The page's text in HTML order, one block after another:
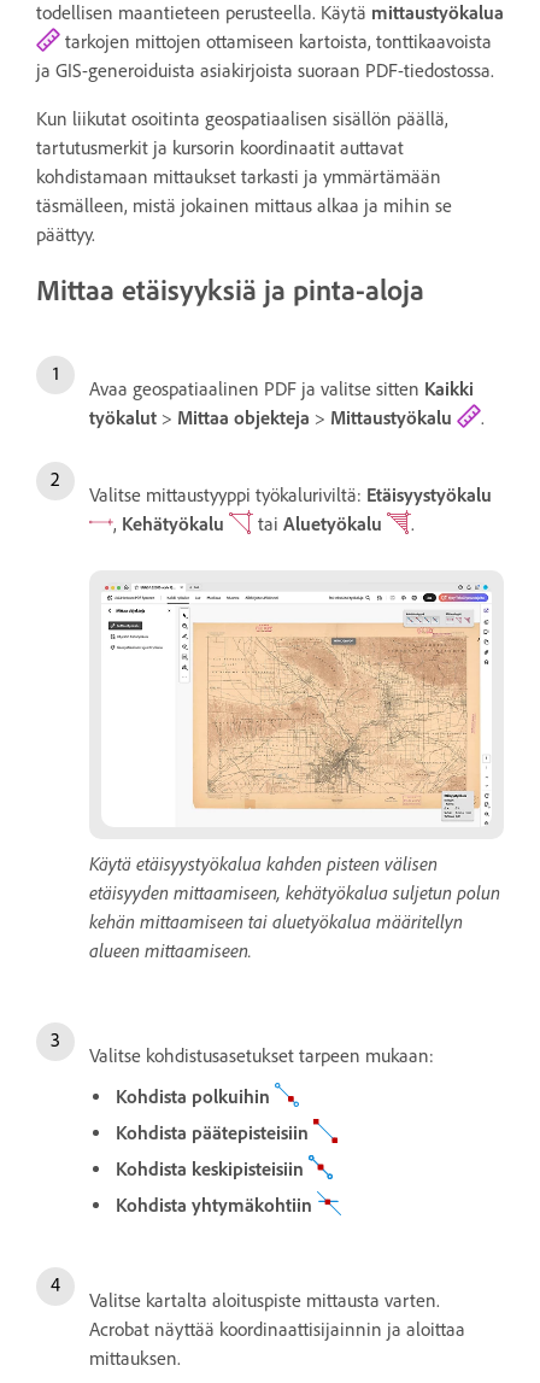
todellisen maantieteen perusteella. Käytä mittaustyökalua
tarkojen mittojen ottamiseen kartoista, tonttikaavoista
ja GIS-generoiduista asiakirjoista suoraan PDF-tiedostossa.
Kun liikutat osoitinta geospatiaalisen sisällön päällä,
tartutusmerkit ja kursorin koordinaatit auttavat
kohdistamaan mittaukset tarkasti ja ymmärtämään
täsmälleen, mistä jokainen mittaus alkaa ja mihin se
päättyy.
Mittaa etäisyyksiä ja pinta-aloja
Avaa geospatiaalinen PDF ja valitse sitten Kaikki
työkalut > Mittaa objekteja > Mittaustyökalu .
Valitse mittaustyyppi työkaluriviltä: Etäisyystyökalu
, Kehätyökalu tai Aluetyökalu .
Käytä etäisyystyökalua kahden pisteen välisen
etäisyyden mittaamiseen, kehätyökalua suljetun polun
kehän mittaamiseen tai aluetyökalua määritellyn
alueen mittaamiseen.
Valitse kohdistusasetukset tarpeen mukaan:
Kohdista polkuihin
Kohdista päätepisteisiin
Kohdista keskipisteisiin
Kohdista yhtymäkohtiin
Valitse kartalta aloituspiste mittausta varten.
Acrobat näyttää koordinaattisijainnin ja aloittaa
mittauksen.